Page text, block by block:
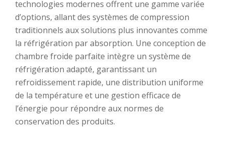
technologies modernes offrent une gamme variée
d’options, allant des systèmes de compression
traditionnels aux solutions plus innovantes comme
la réfrigération par absorption. Une conception de
chambre froide parfaite intègre un système de
réfrigération adapté, garantissant un
refroidissement rapide, une distribution uniforme
de la température et une gestion efficace de
l’énergie pour répondre aux normes de
conservation des produits.